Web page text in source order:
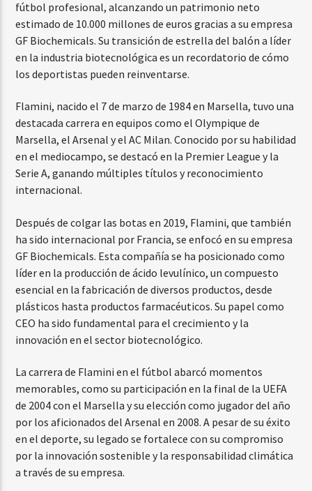
fútbol profesional, alcanzando un patrimonio neto
estimado de 10.000 millones de euros gracias a su empresa
GF Biochemicals. Su transición de estrella del balón a líder
en la industria biotecnológica es un recordatorio de cómo
los deportistas pueden reinventarse.
Flamini, nacido el 7 de marzo de 1984 en Marsella, tuvo una
destacada carrera en equipos como el Olympique de
Marsella, el Arsenal y el AC Milan. Conocido por su habilidad
en el mediocampo, se destacó en la Premier League y la
Serie A, ganando múltiples títulos y reconocimiento
internacional.
Después de colgar las botas en 2019, Flamini, que también
ha sido internacional por Francia, se enfocó en su empresa
GF Biochemicals. Esta compañía se ha posicionado como
líder en la producción de ácido levulínico, un compuesto
esencial en la fabricación de diversos productos, desde
plásticos hasta productos farmacéuticos. Su papel como
CEO ha sido fundamental para el crecimiento y la
innovación en el sector biotecnológico.
La carrera de Flamini en el fútbol abarcó momentos
memorables, como su participación en la final de la UEFA
de 2004 con el Marsella y su elección como jugador del año
por los aficionados del Arsenal en 2008. A pesar de su éxito
en el deporte, su legado se fortalece con su compromiso
por la innovación sostenible y la responsabilidad climática
a través de su empresa.